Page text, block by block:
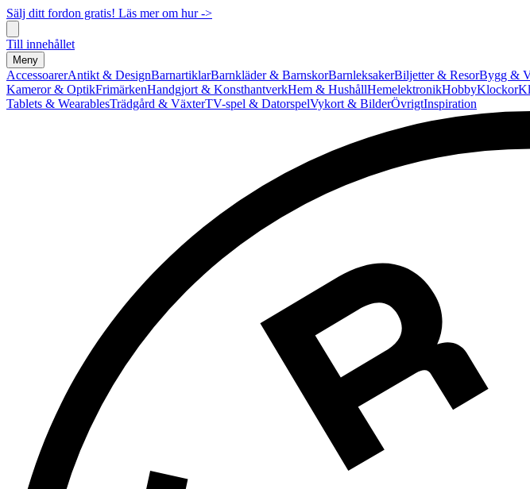
Sälj ditt fordon gratis! Läs mer om hur ->
Till innehållet
Meny
AccessoarerAntikt & DesignBarnartiklarBarnkläder & BarnskorBarnleksakerBiljetter & ResorBygg &
Kameror & OptikFrimärkenHandgjort & KonsthantverkHem & HushållHemelektronikHobbyKlockor
Tablets & WearablesTrädgård & VäxterTV-spel & DatorspelVykort & BilderÖvrigtInspiration